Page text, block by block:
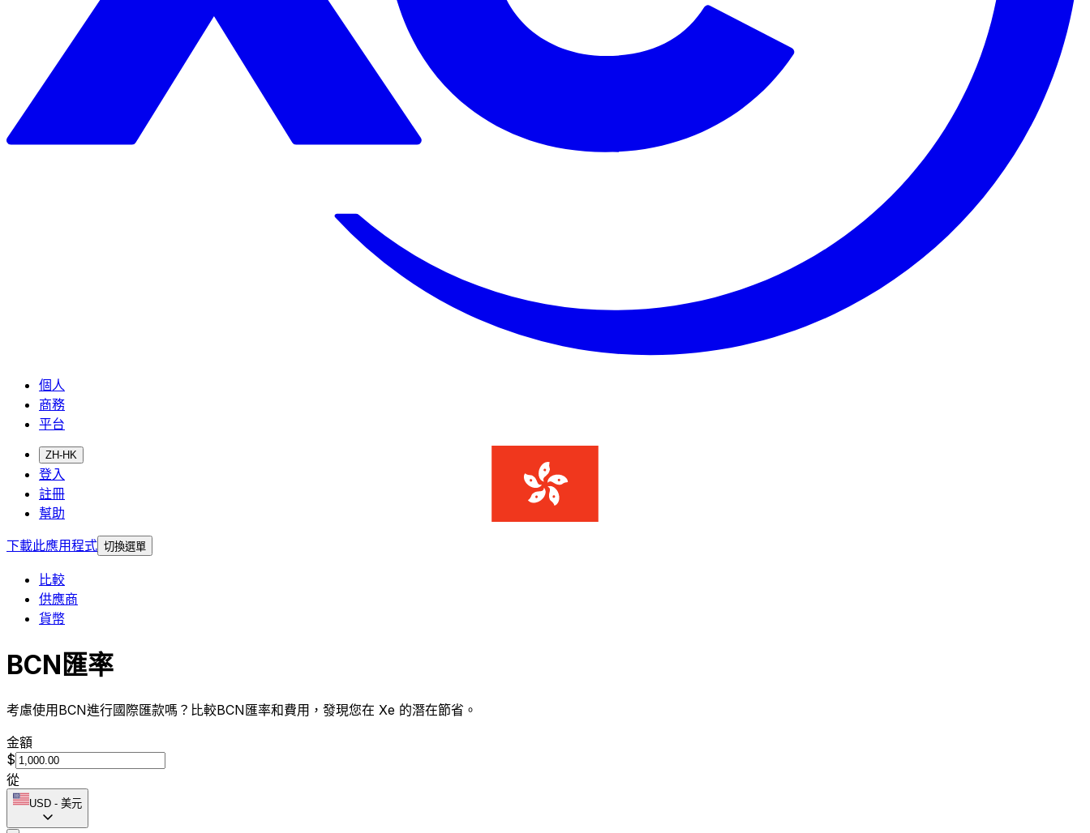
個人
商務
平台
ZH-HK
登入
註冊
幫助
下載此應用程式 切換選單
比較
供應商
貨幣
BCN匯率
考慮使用BCN進行國際匯款嗎？比較BCN匯率和費用，發現您在 Xe 的潛在節省。
金額
$
從
USD - 美元